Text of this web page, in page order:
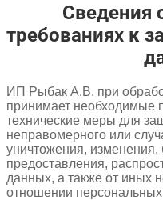
Сведения
требованиях к
ИП Рыбак А.В. при
принимает необходимые
технические меры для
неправомерного или
уничтожения, изменения,
предоставления,
данных, а также от иных
отношении